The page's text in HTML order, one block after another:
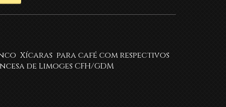
Xícaras para café com respectivos
de Limoges CFH/GDM